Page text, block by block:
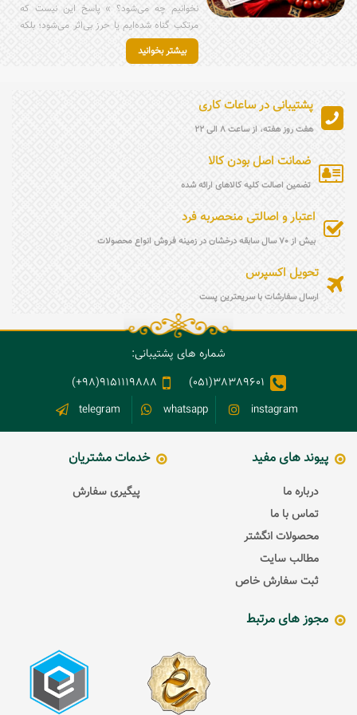
می‌کند.
نخوانیم چه می‌شود؟ » پاسخ این نیست که
مرتکب گناه شده‌ایم یا حرز بی‌اثر می‌شود؛ بلکه
تنها از فضیلتی مستحب و توصیه‌شده محروم
شده‌ایم. نماز حرز، شیوهٔ محترمانه بستن آن و
و دل انسان در مسیر درست باقی بماند و
بیشتر بخوانید
پشتیبانی در ساعات کاری
هفت روز هفته، از ساعت 8 الی 22
ضمانت اصل بودن کالا
تضمین اصالت کلیه کالاهای ارائه شده
اعتبار و اصالتی منحصربه فرد
بیش از 70 سال سابقه درخشان در زمینه فروش انواع محصولات
تحویل اکسپرس
ارسال سفارشات با سریعترین پست
شماره های پشتیبانی:
38389601(051)
9151119888(98+)
instagram
whatsapp
telegram
پیوند های مفید
درباره ما
تماس با ما
محصولات انگشتر
مطالب سایت
ثبت سفارش خاص
خدمات مشتریان
پیگیری سفارش
مجوز های مرتبط